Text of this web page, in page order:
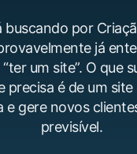
buscando por
já
um site”. O que
precisa é de um site
e gere novos
previsível.